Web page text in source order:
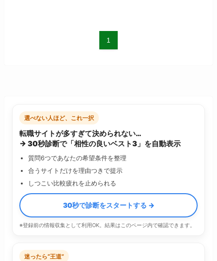
1
選べない人ほど、これ一択
転職サイトが多すぎて決められない…
→ 30秒診断で「相性の良いベスト3」を自動表示
質問6つであなたの希望条件を整理
合うサイトだけを理由つきで提示
しつこい比較疲れを止められる
30秒で診断をスタートする →
※登録前の情報収集として利用OK。結果はこのページ内で確認できます。
迷ったら“王道”